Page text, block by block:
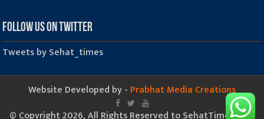
Follow us on Twitter
Tweets by Sehat_times
Website Developed by - Prabhat Media Creations
© Copyright 2026, All Rights Reserved to SehatTimes.Com